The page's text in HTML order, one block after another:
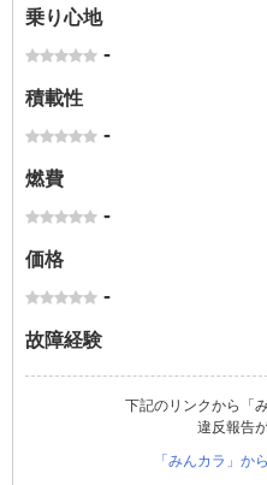
乗り心地
-
積載性
-
燃費
-
価格
-
故障経験
下記のリンクから「
違反報告
「みんカラ」か